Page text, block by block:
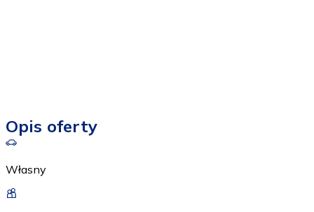
Opis oferty
Własny